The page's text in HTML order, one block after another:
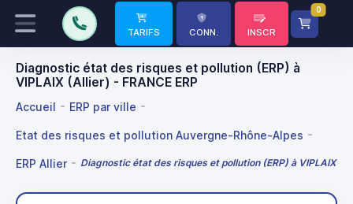
TARIFS CONN. INSCR
0
Diagnostic état des risques et pollution (ERP) à
VIPLAIX (Allier) - FRANCE ERP
Accueil ERP par ville
Etat des risques et pollution Auvergne-Rhône-Alpes
ERP Allier Diagnostic état des risques et pollution (ERP) à VIPLAIX